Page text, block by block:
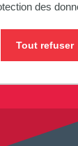
des
Tout refuser